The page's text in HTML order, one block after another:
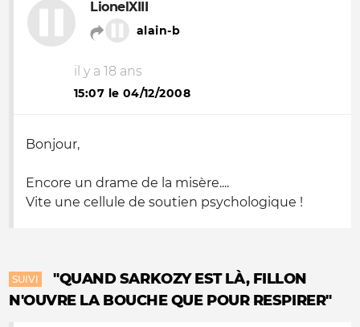
LionelXIII
alain-b
il y a 18 ans
15:07 le 04/12/2008
Bonjour,
Encore un drame de la misère....
Vite une cellule de soutien psychologique !
SUIVI
"QUAND SARKOZY EST LÀ, FILLON
N'OUVRE LA BOUCHE QUE POUR RESPIRER"